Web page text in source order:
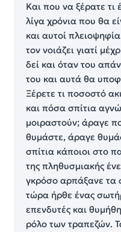
Και που να ξέρατε τι
λίγα χρόνια που θα
και αυτοί
τον νοιάζει γιατί
δεί και όταν του
του και αυτά θα
Ξέρετε τι ποσοστό
και πόσα σπίτια
μοιραστούν; άραγε
θυμάστε, άραγε
σπίτια κάποιοι στο
της πληθυσμιακής
γκρόσο αρπάξανε τα
τώρα ήρθε ένας
επενδυτές και
ρόλο των τραπεζών.